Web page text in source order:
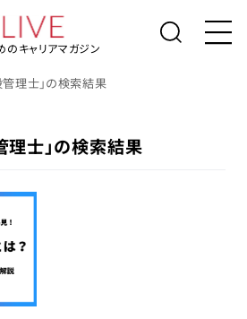
のキャリアマガジン
管理士」の検索結果
理士」の検索結果
ついて
アインタビュー